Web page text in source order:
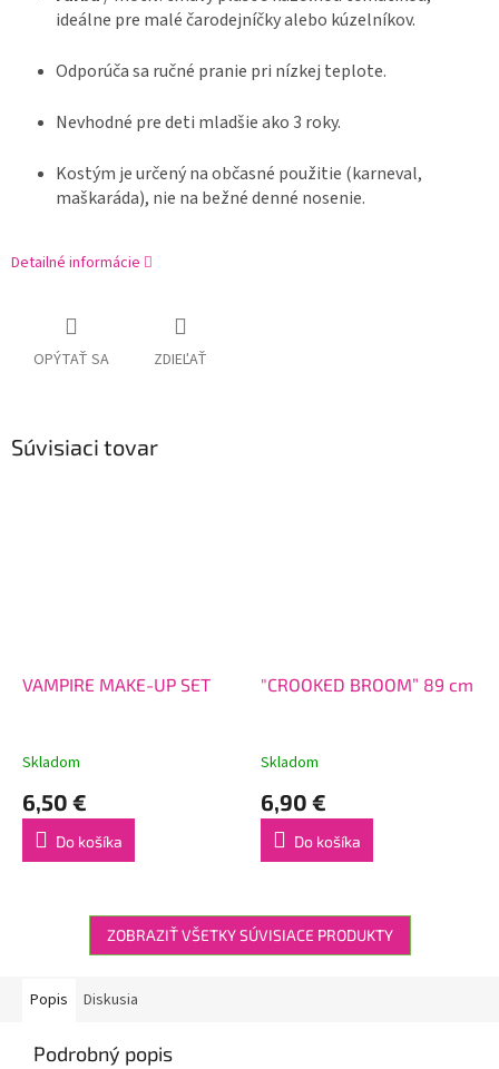
ideálne pre malé čarodejníčky alebo kúzelníkov.
Odporúča sa ručné pranie pri nízkej teplote.
Nevhodné pre deti mladšie ako 3 roky.
Kostým je určený na občasné použitie (karneval,
maškaráda), nie na bežné denné nosenie.
Detailné informácie
OPÝTAŤ SA ZDIEĽAŤ
Súvisiaci tovar
VAMPIRE MAKE-UP SET
Skladom
6,50 €
Do košíka
"CROOKED BROOM” 89 cm
Skladom
6,90 €
Do košíka
ZOBRAZIŤ VŠETKY SÚVISIACE PRODUKTY
Popis Diskusia
Podrobný popis